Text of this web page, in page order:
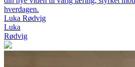
hverdagen.
Luka Rødvig
Luka
Rødvig